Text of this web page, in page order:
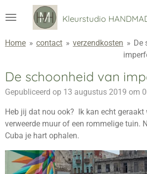
direct
de
Kleurstudio
Home » contact » verzendkosten » De
De schoonheid van
Gepubliceerd op 13 augustus 2019 om
Heb jij dat nou ook? Ik kan echt geraakt
verweerde muur of een rommelige tuin.
Cuba je hart ophalen.